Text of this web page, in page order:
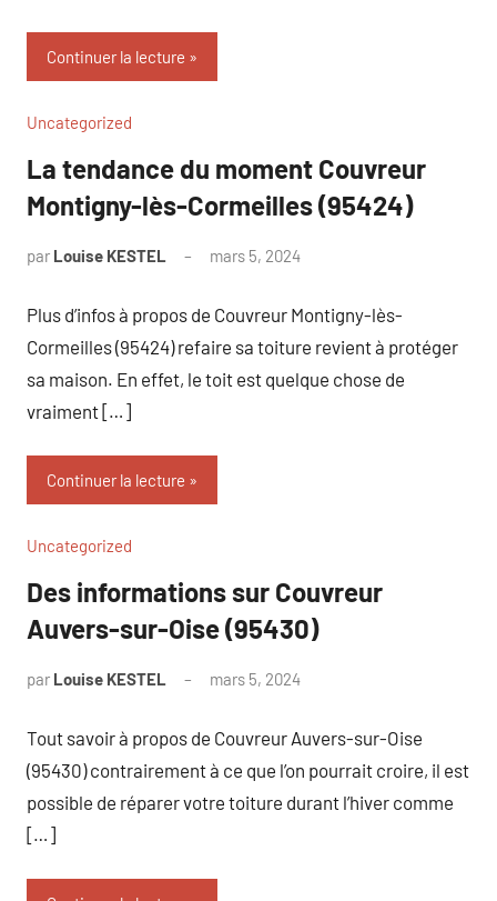
Continuer la lecture
Uncategorized
La tendance du moment Couvreur
Montigny-lès-Cormeilles (95424)
par Louise KESTEL mars 5, 2024
Plus d’infos à propos de Couvreur Montigny-lès-
Cormeilles (95424) refaire sa toiture revient à protéger
sa maison. En effet, le toit est quelque chose de
vraiment […]
Continuer la lecture
Uncategorized
Des informations sur Couvreur
Auvers-sur-Oise (95430)
par Louise KESTEL mars 5, 2024
Tout savoir à propos de Couvreur Auvers-sur-Oise
(95430) contrairement à ce que l’on pourrait croire, il est
possible de réparer votre toiture durant l’hiver comme
[…]